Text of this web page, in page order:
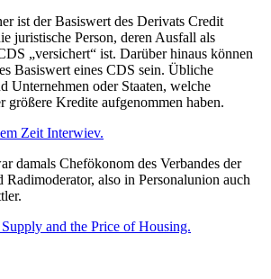
ist der Basiswert des Derivats Credit
juristische Person, deren Ausfall als
„versichert“ ist. Darüber hinaus können
Basiswert eines CDS sein. Übliche
Unternehmen oder Staaten, welche
größere Kredite aufgenommen haben.
Zeit Interwiev.
damals Chefökonom des Verbandes der
also in Personalunion auch
and the Price of Housing.